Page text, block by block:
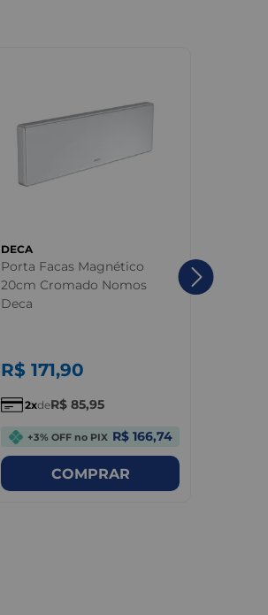
DECA
Porta Facas Magnético
20cm Cromado Nomos
Deca
R$ 171,90
2 deR$ 85,95
+3% OFF no PIX R$ 166,74
COMPRAR
You Deca